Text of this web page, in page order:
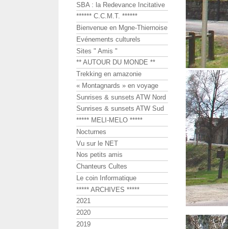
SBA : la Redevance Incitative
****** C.C.M.T. ******
Bienvenue en Mgne-Thiernoise
Evénements culturels
Sites " Amis "
** AUTOUR DU MONDE **
Trekking en amazonie
« Montagnards » en voyage
Sunrises & sunsets ATW Nord
Sunrises & sunsets ATW Sud
***** MELI-MELO *****
Nocturnes
Vu sur le NET
Nos petits amis
Chanteurs Cultes
Le coin Informatique
***** ARCHIVES *****
2021
2020
2019